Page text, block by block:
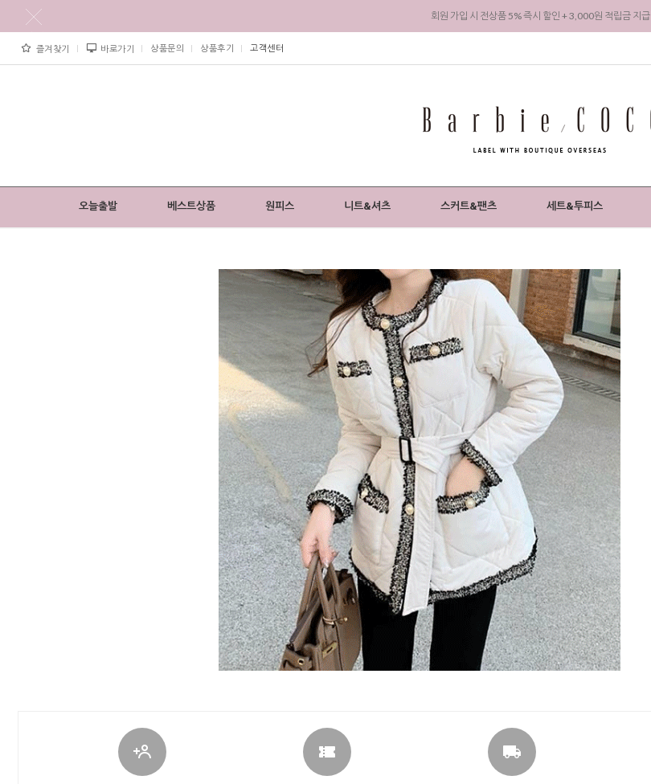
회원 가입 시 전상품 5% 즉시 할인 + 3,000원 적립금 지급
즐겨찾기 바로가기 상품문의 상품후기 고객센터
오늘출발 베스트상품 원피스 니트&셔츠 스커트&팬츠 세트&투피스